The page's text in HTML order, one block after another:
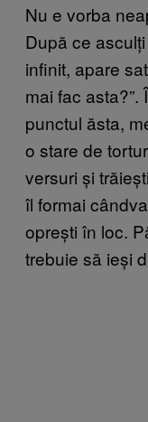
Nu e vorba
După ce
infinit, apare
mai fac
punctul ăsta,
o stare de
versuri și
îl formai
oprești în loc.
trebuie să ieși